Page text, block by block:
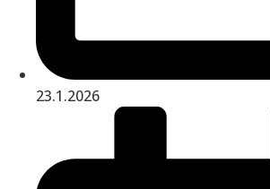
23.1.2026